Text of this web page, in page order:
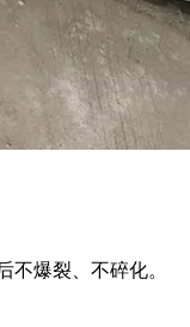
不爆裂、不碎化。